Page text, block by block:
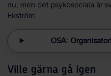
nu, men det psykosociala är
Ekström.
OSA:
Ville gärna gå igen